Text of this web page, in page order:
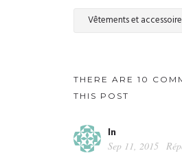
Vêtements et accessoire
THERE ARE 10
THIS POST
ln
Sep 11, 2015